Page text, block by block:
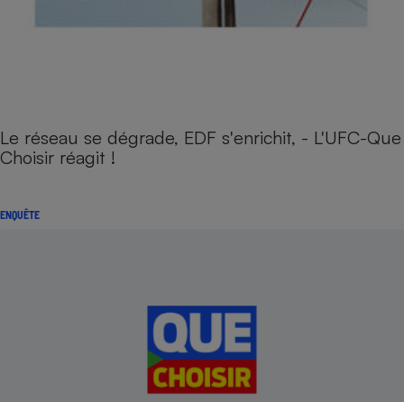
Le réseau se dégrade, EDF s'enrichit, - L'UFC-Que
Choisir réagit !
ENQUÊTE